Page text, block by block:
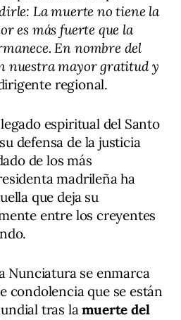
La muerte no tiene la
es más fuerte que la
En nombre del
nuestra mayor gratitud y
regional.
espiritual del Santo
defensa de la justicia
de los más
madrileña ha
que deja su
entre los creyentes
Nunciatura se enmarca
condolencia que se están
tras lamuerte del